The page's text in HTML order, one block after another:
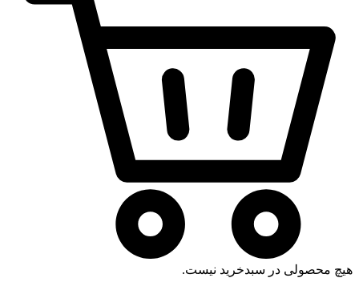
هیچ محصولی در سبدخرید نیست.